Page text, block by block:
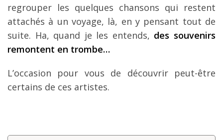
regrouper les quelques chansons qui restent
attachés à un voyage, là, en y pensant tout de
suite. Ha, quand je les entends, des souvenirs
remontent en trombe…
L’occasion pour vous de découvrir peut-être
certains de ces artistes.